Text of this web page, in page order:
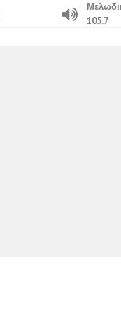
105.7